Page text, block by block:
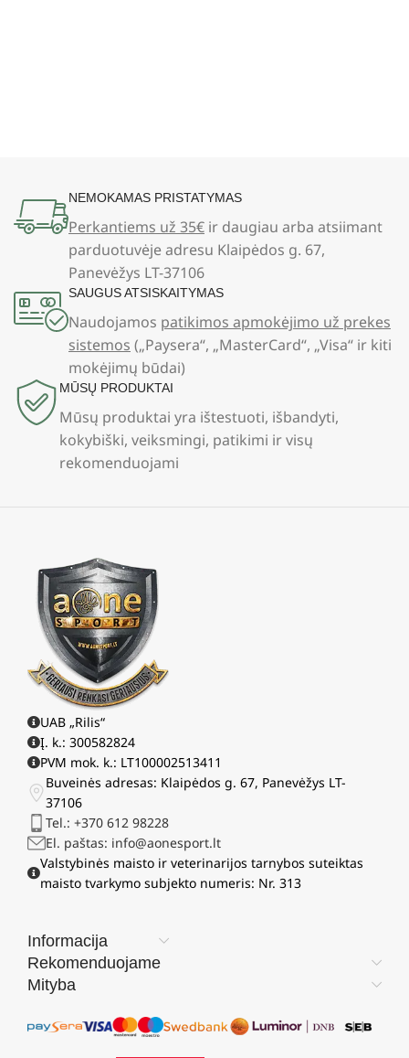
NEMOKAMAS PRISTATYMAS
Perkantiems už 35€ ir daugiau arba atsiimant
parduotuvėje adresu Klaipėdos g. 67,
Panevėžys LT-37106
SAUGUS ATSISKAITYMAS
Naudojamos patikimos apmokėjimo už prekes
sistemos („Paysera“, „MasterCard“, „Visa“ ir kiti
mokėjimų būdai)
MŪSŲ PRODUKTAI
Mūsų produktai yra ištestuoti, išbandyti,
kokybiški, veiksmingi, patikimi ir visų
rekomenduojami
UAB „Rilis“
Į. k.: 300582824
PVM mok. k.: LT100002513411
Buveinės adresas: Klaipėdos g. 67, Panevėžys LT-
37106
Tel.: +370 612 98228
El. paštas: info@aonesport.lt
Valstybinės maisto ir veterinarijos tarnybos suteiktas
maisto tvarkymo subjekto numeris: Nr. 313
Informacija
Rekomenduojame
Mityba